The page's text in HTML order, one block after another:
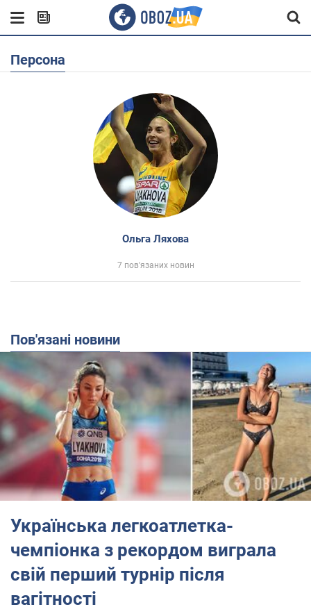
Персона
Ольга Ляхова
7 пов'язаних новин
Пов'язані новини
Українська легкоатлетка-
чемпіонка з рекордом виграла
свій перший турнір після
вагітності